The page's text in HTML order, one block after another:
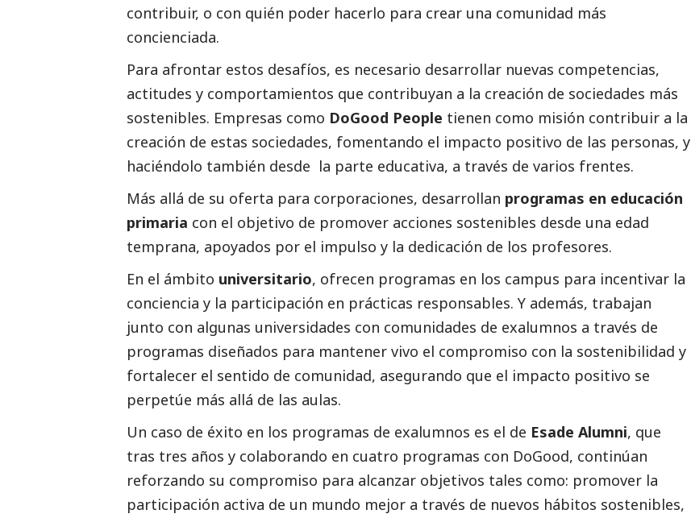
contribuir, o con quién poder hacerlo para crear una comunidad más
concienciada.
Para afrontar estos desafíos, es necesario desarrollar nuevas competencias,
actitudes y comportamientos que contribuyan a la creación de sociedades más
sostenibles. Empresas como DoGood People tienen como misión contribuir a la
creación de estas sociedades, fomentando el impacto positivo de las personas, y
haciéndolo también desde la parte educativa, a través de varios frentes.
Más allá de su oferta para corporaciones, desarrollan programas en educación
primaria con el objetivo de promover acciones sostenibles desde una edad
temprana, apoyados por el impulso y la dedicación de los profesores.
En el ámbito universitario, ofrecen programas en los campus para incentivar la
conciencia y la participación en prácticas responsables. Y además, trabajan
junto con algunas universidades con comunidades de exalumnos a través de
programas diseñados para mantener vivo el compromiso con la sostenibilidad y
fortalecer el sentido de comunidad, asegurando que el impacto positivo se
perpetúe más allá de las aulas.
Un caso de éxito en los programas de exalumnos es el de Esade Alumni, que
tras tres años y colaborando en cuatro programas con DoGood, continúan
reforzando su compromiso para alcanzar objetivos tales como: promover la
participación activa de un mundo mejor a través de nuevos hábitos sostenibles,